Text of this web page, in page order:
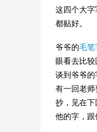
这四个大
都贴好。
爷爷的毛笔
眼看去比
谈到爷爷
有一回老
抄，见在
他的字，跟